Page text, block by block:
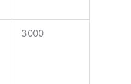
3000